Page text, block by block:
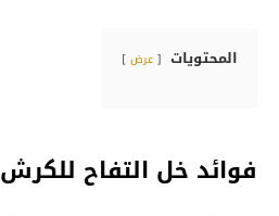
المحتويات عرض
فوائد خل التفاح للكرش